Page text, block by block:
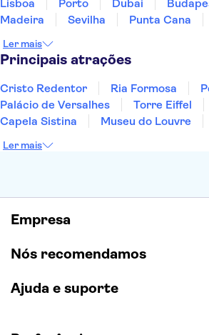
Lisboa
Porto Dubai
Madeira
Sevilha Punta Cana
Sesimbra
Ler mais
Principais atrações
Cristo Redentor Ria Formosa
Palácio de Versalhes
Torre Eiffel
Capela Sistina
Museu do Louvre
Torre de Belém
Ler mais
Empresa
Nós recomendamos
Ajuda e suporte